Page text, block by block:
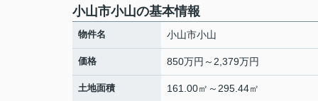
小山市小山の基本情報
物件名 小山市小山
価格 850万円～2,379万円
土地面積 161.00㎡～295.44㎡